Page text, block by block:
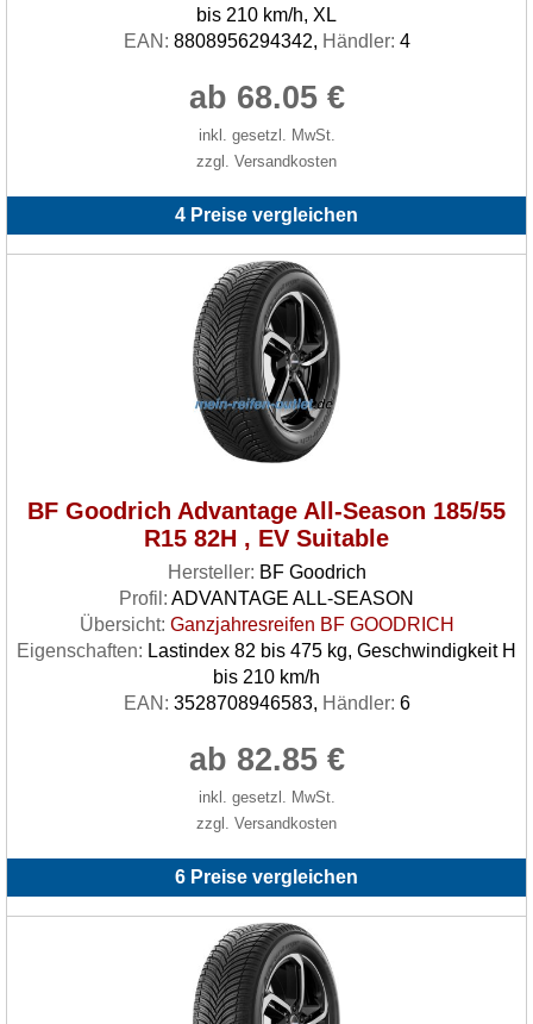
bis 210 km/h, XL
EAN: 8808956294342, Händler: 4
ab 68.05 €
inkl. gesetzl. MwSt.
zzgl. Versandkosten
4 Preise vergleichen
BF Goodrich Advantage All-Season 185/55
R15 82H , EV Suitable
Hersteller: BF Goodrich
Profil: ADVANTAGE ALL-SEASON
Übersicht: Ganzjahresreifen BF GOODRICH
Eigenschaften: Lastindex 82 bis 475 kg, Geschwindigkeit H
bis 210 km/h
EAN: 3528708946583, Händler: 6
ab 82.85 €
inkl. gesetzl. MwSt.
zzgl. Versandkosten
6 Preise vergleichen